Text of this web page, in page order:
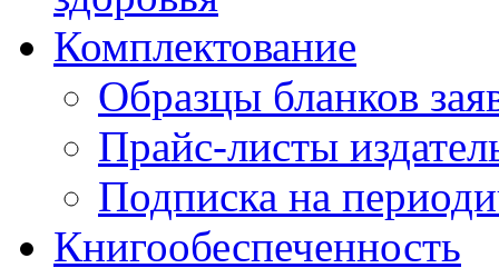
Комплектование
Образцы бланков
Прайс-листы
Подписка на
Книгообеспеченность